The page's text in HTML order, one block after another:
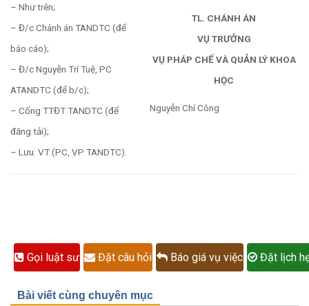
– Như trên;
– Đ/c Chánh án TANDTC (để
báo cáo);
– Đ/c Nguyễn Trí Tuệ, PC
ATANDTC (để b/c);
– Cổng TTĐT TANDTC (để
đăng tải);
– Lưu: VT (PC, VP TANDTC).
TL. CHÁNH ÁN
VỤ TRƯỞNG
VỤ PHÁP CHẾ VÀ QUẢN LÝ KHOA
HỌC
Nguyễn Chí Công
Gọi luật sư Đặt câu hỏi Báo giá vụ việc Đặt lịch
Bài viết cùng chuyên mục